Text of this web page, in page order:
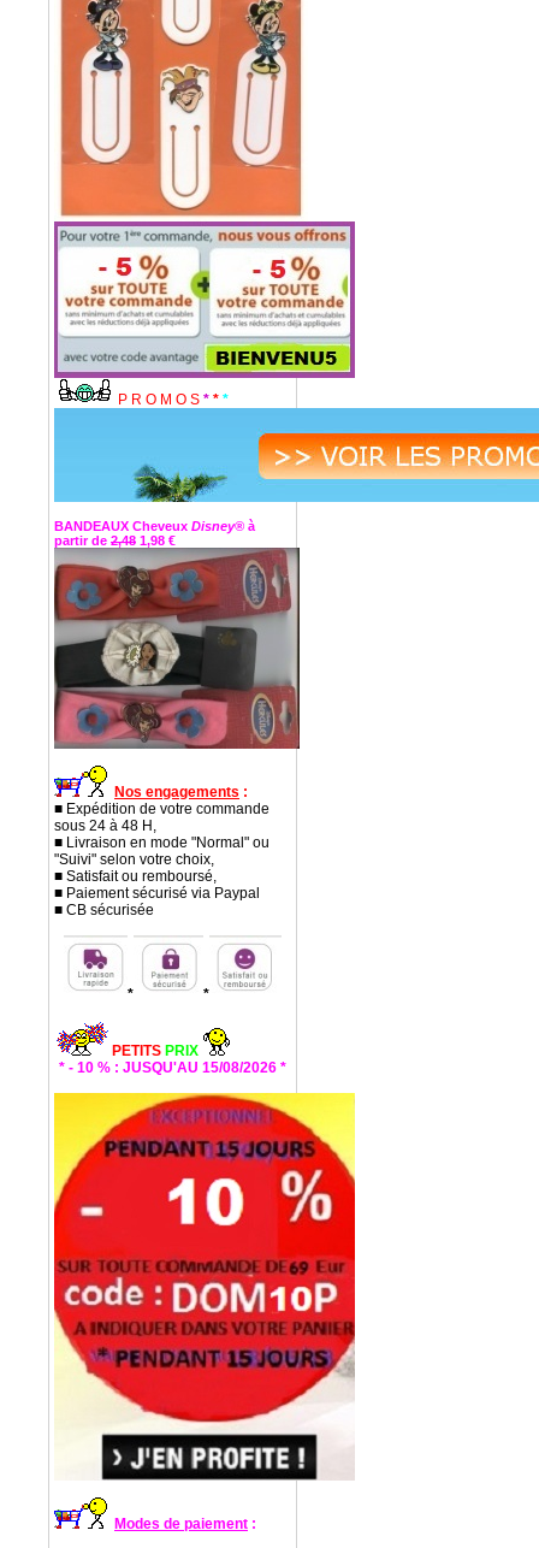
P R O M O S * * *
BANDEAUX Cheveux Disney® à
partir de 2,48 1,98 €
Nos engagements :
■ Expédition de votre commande
sous 24 à 48 H,
■ Livraison en mode "Normal" ou
"Suivi" selon votre choix,
■ Satisfait ou remboursé,
■ Paiement sécurisé via Paypal
■ CB sécurisée
* *
PETITS PRIX
* - 10 % : JUSQU'AU 15/08/2026 *
Modes de paiement :